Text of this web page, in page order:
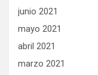
junio 2021
mayo 2021
abril 2021
marzo 2021